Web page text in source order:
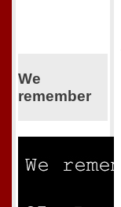
We
remember